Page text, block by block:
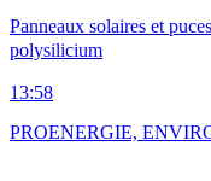
Panneaux solaires et
polysilicium
13:58
PROENERGIE,